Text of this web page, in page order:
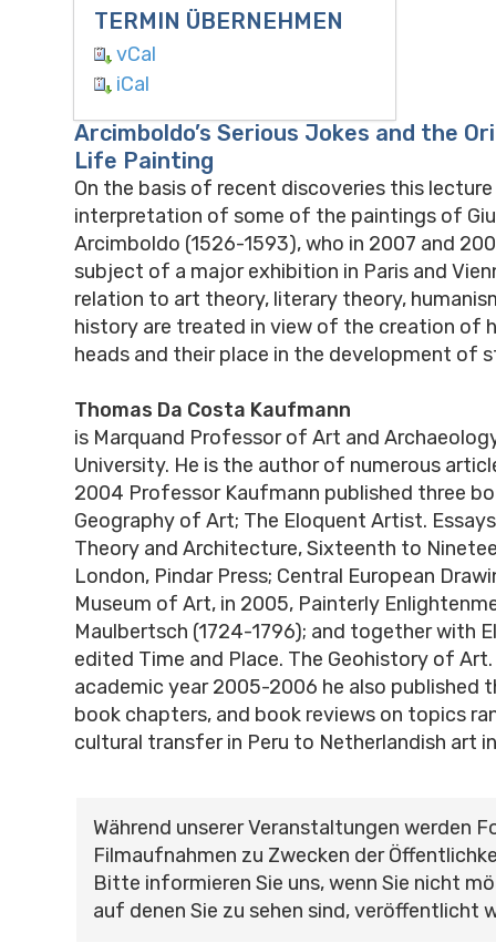
TERMIN ÜBERNEHMEN
vCal
iCal
Arcimboldo’s Serious Jokes and the
Life Painting
On the basis of recent discoveries this
interpretation of some of the paintings of
Arcimboldo (1526-1593), who in 2007 and
subject of a major exhibition in Paris and
relation to art theory, literary theory,
history are treated in view of the creation of
heads and their place in the development of
Thomas Da Costa Kaufmann
is Marquand Professor of Art and
University. He is the author of numerous
2004 Professor Kaufmann published three
Geography of Art; The Eloquent Artist.
Theory and Architecture, Sixteenth to
London, Pindar Press; Central European
Museum of Art, in 2005, Painterly
Maulbertsch (1724-1796); and together with
edited Time and Place. The Geohistory of
academic year 2005-2006 he also published
book chapters, and book reviews on topics
cultural transfer in Peru to Netherlandish art
Während unserer Veranstaltungen werden
Filmaufnahmen zu Zwecken der
Bitte informieren Sie uns, wenn Sie nicht
auf denen Sie zu sehen sind, veröffentlicht